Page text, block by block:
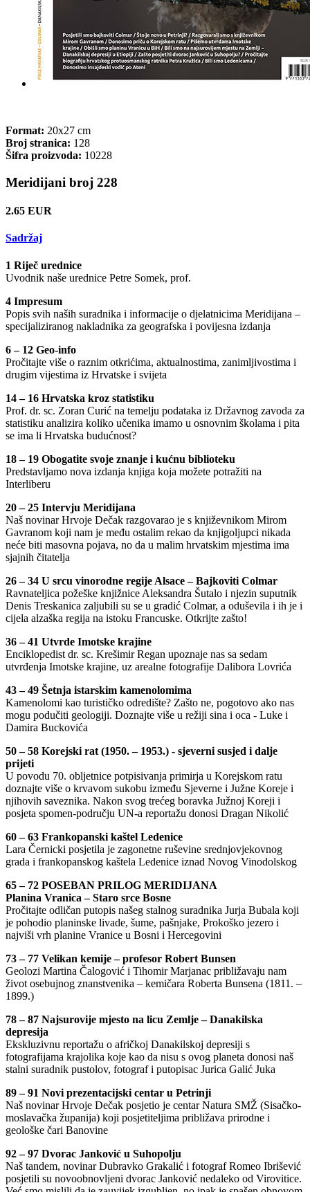
Format: 20x27 cm
Broj stranica: 128
Šifra proizvoda: 10228
Meridijani broj 228
2.65 EUR
Sadržaj
1 Riječ urednice
Uvodnik naše urednice Petre Somek, prof.
4 Impresum
Popis svih naših suradnika i informacije o djelatnicima Meridijana –
specijaliziranog nakladnika za geografska i povijesna izdanja
6 – 12 Geo-info
Pročitajte više o raznim otkrićima, aktualnostima, zanimljivostima i
drugim vijestima iz Hrvatske i svijeta
14 – 16 Hrvatska kroz statistiku
Prof. dr. sc. Zoran Curić na temelju podataka iz Državnog zavoda za
statistiku analizira koliko učenika imamo u osnovnim školama i pita
se ima li Hrvatska budućnost?
18 – 19 Obogatite svoje znanje i kućnu biblioteku
Predstavljamo nova izdanja knjiga koja možete potražiti na
Interliberu
20 – 25 Intervju Meridijana
Naš novinar Hrvoje Dečak razgovarao je s književnikom Mirom
Gavranom koji nam je među ostalim rekao da knjigoljupci nikada
neće biti masovna pojava, no da u malim hrvatskim mjestima ima
sjajnih čitatelja
26 – 34 U srcu vinorodne regije Alsace – Bajkoviti Colmar
Ravnateljica požeške knjižnice Aleksandra Šutalo i njezin suputnik
Denis Treskanica zaljubili su se u gradić Colmar, a oduševila i ih je i
cijela alzaška regija na istoku Francuske. Otkrijte zašto!
36 – 41 Utvrde Imotske krajine
Enciklopedist dr. sc. Krešimir Regan upoznaje nas sa sedam
utvrđenja Imotske krajine, uz arealne fotografije Dalibora Lovrića
43 – 49 Šetnja istarskim kamenolomima
Kamenolomi kao turističko odredište? Zašto ne, pogotovo ako nas
mogu podučiti geologiji. Doznajte više u režiji sina i oca - Luke i
Damira Buckovića
50 – 58 Korejski rat (1950. – 1953.) - sjeverni susjed i dalje
prijeti
U povodu 70. obljetnice potpisivanja primirja u Korejskom ratu
doznajte više o krvavom sukobu između Sjeverne i Južne Koreje i
njihovih saveznika. Nakon svog trećeg boravka Južnoj Koreji i
posjeta spomen-području UN-a reportažu donosi Dragan Nikolić
60 – 63 Frankopanski kaštel Ledenice
Lara Černicki posjetila je zagonetne ruševine srednjovjekovnog
grada i frankopanskog kaštela Ledenice iznad Novog Vinodolskog
65 – 72 POSEBAN PRILOG MERIDIJANA
Planina Vranica – Staro srce Bosne
Pročitajte odličan putopis našeg stalnog suradnika Jurja Bubala koji
je pohodio planinske livade, šume, pašnjake, Prokoško jezero i
najviši vrh planine Vranice u Bosni i Hercegovini
73 – 77 Velikan kemije – profesor Robert Bunsen
Geolozi Martina Čalogović i Tihomir Marjanac približavaju nam
život osebujnog znanstvenika – kemičara Roberta Bunsena (1811. –
1899.)
78 – 87 Najsurovije mjesto na licu Zemlje – Danakilska
depresija
Ekskluzivnu reportažu o afričkoj Danakilskoj depresiji s
fotografijama krajolika koje kao da nisu s ovog planeta donosi naš
stalni suradnik pustolov, fotograf i putopisac Jurica Galić Juka
89 – 91 Novi prezentacijski centar u Petrinji
Naš novinar Hrvoje Dečak posjetio je centar Natura SMŽ (Sisačko-
moslavačka županija) koji posjetiteljima približava prirodne i
geološke čari Banovine
92 – 97 Dvorac Janković u Suhopolju
Naš tandem, novinar Dubravko Grakalić i fotograf Romeo Ibrišević
posjetili su novoobnovljeni dvorac Janković nedaleko od Virovitice.